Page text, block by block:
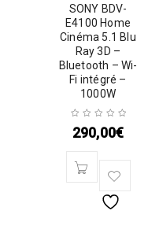
SONY BDV-
E4100 Home
Cinéma 5.1 Blu
Ray 3D –
Bluetooth – Wi-
Fi intégré –
1000W
290,00€